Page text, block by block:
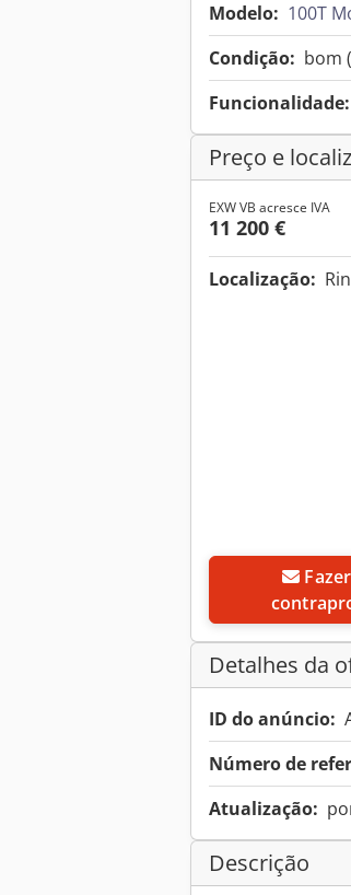
Modelo: 100T
Condição: bom
Funcionalidade:
Preço e
EXW VB acresce IVA
11 200 €
Localização:
Detalhes da
ID do anúncio:
Número de
Atualização:
Descrição